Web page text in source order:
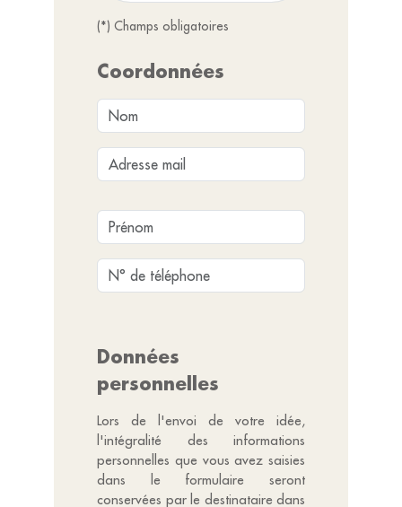
(*) Champs obligatoires
Coordonnées
Données
personnelles
Lors de l'envoi de votre idée,
l'intégralité des informations
personnelles que vous avez saisies
dans le formulaire seront
conservées par le destinataire dans